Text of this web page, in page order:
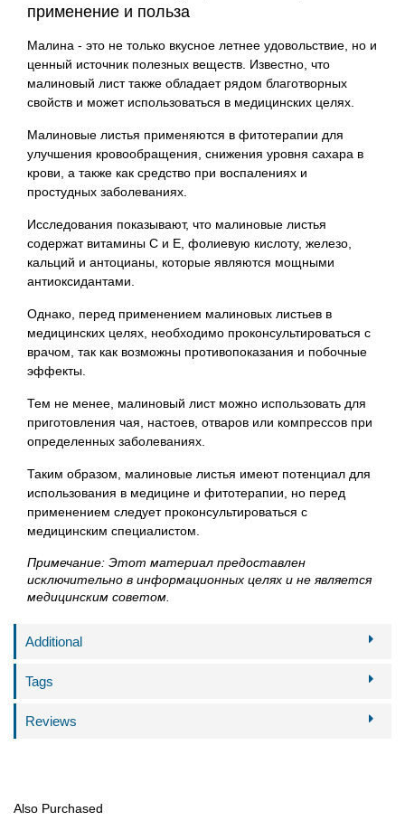
применение и польза
Малина - это не только вкусное летнее удовольствие, но и
ценный источник полезных веществ. Известно, что
малиновый лист также обладает рядом благотворных
свойств и может использоваться в медицинских целях.
Малиновые листья применяются в фитотерапии для
улучшения кровообращения, снижения уровня сахара в
крови, а также как средство при воспалениях и
простудных заболеваниях.
Исследования показывают, что малиновые листья
содержат витамины С и Е, фолиевую кислоту, железо,
кальций и антоцианы, которые являются мощными
антиоксидантами.
Однако, перед применением малиновых листьев в
медицинских целях, необходимо проконсультироваться с
врачом, так как возможны противопоказания и побочные
эффекты.
Тем не менее, малиновый лист можно использовать для
приготовления чая, настоев, отваров или компрессов при
определенных заболеваниях.
Таким образом, малиновые листья имеют потенциал для
использования в медицине и фитотерапии, но перед
применением следует проконсультироваться с
медицинским специалистом.
Примечание: Этот материал предоставлен
исключительно в информационных целях и не является
медицинским советом.
Additional
Tags
Reviews
Also Purchased